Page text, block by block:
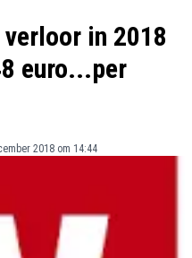
in 2018
euro...per
2018 om 14:44